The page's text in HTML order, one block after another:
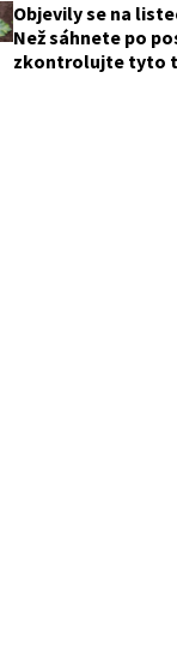
Objevily se na
Než sáhnete po
zkontrolujte tyto